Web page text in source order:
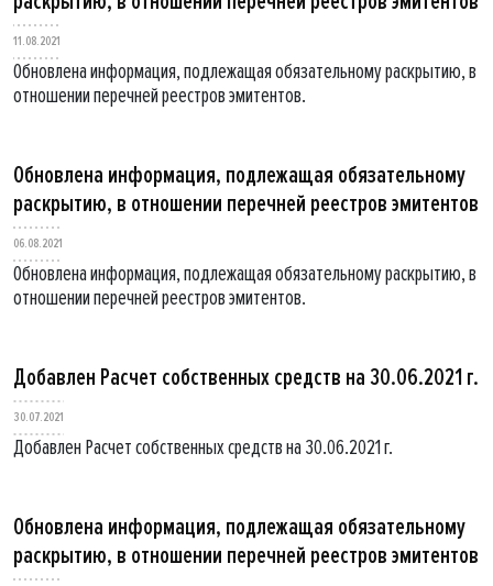
11.08.2021
Обновлена информация, подлежащая обязательному раскрытию, в
отношении перечней реестров эмитентов.
Обновлена информация, подлежащая обязательному
раскрытию, в отношении перечней реестров эмитентов
06.08.2021
Обновлена информация, подлежащая обязательному раскрытию, в
отношении перечней реестров эмитентов.
Добавлен Расчет собственных средств на 30.06.2021 г.
30.07.2021
Добавлен Расчет собственных средств на 30.06.2021 г.
Обновлена информация, подлежащая обязательному
раскрытию, в отношении перечней реестров эмитентов